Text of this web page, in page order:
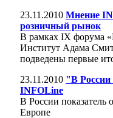
23.11.2010 Мнение
розничный рынок
В рамках IX форума
Институт Адама
подведены первые
23.11.2010 "В России
INFOLine
В России показатель
Европе